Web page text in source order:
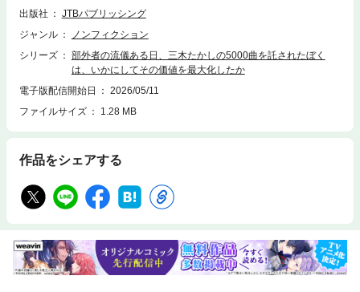
る。三木たかしが遺した名曲の秘話とともにつづられる、部外者の部外者
による部外者のための生き方！！【目次】◇プロローグ◇1章転機・ぼくは
色◇２章慢心・丸裸の元会社員・部外者の流儀(2)〇名曲の面影・時の流れ
に身をまかせ◇３章混乱・5000曲との出合い・部外者の流儀(3)〇名曲の面
影・夜桜お七◇４章驚愕・音楽とお金のリアル・部外者の流儀(4)〇名曲の
面影・思秋期◇５章逆転・七転八倒の生誕80年プロジェクト・部外者の流
儀(5)〇名曲の面影・天才の空白期間◇６章展望・挑み続けるために・部外
内容を変更している場合があります
出版社
JTBパブリッシング
ジャンル
ノンフィクション
シリーズ
部外者の流儀ある日、三木たかしの5000曲を託されたぼく
は、いかにしてその価値を最大化したか
電子版配信開始日
2026/05/11
ファイルサイズ
1.28 MB
作品をシェアする